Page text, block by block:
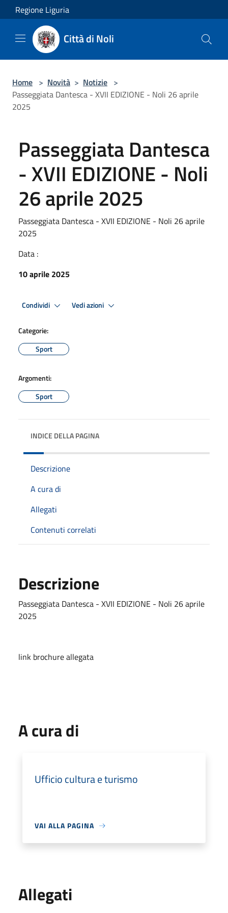
Salta al contenuto principale
Regione Liguria
Città di Noli
Home > Novità > Notizie >
Passeggiata Dantesca - XVII EDIZIONE - Noli 26 aprile
2025
Passeggiata Dantesca
- XVII EDIZIONE - Noli
26 aprile 2025
Passeggiata Dantesca - XVII EDIZIONE - Noli 26 aprile
2025
Data :
10 aprile 2025
Condividi Vedi azioni
Categorie:
Sport
Argomenti:
Sport
INDICE DELLA PAGINA
Descrizione
A cura di
Allegati
Contenuti correlati
Descrizione
Passeggiata Dantesca - XVII EDIZIONE - Noli 26 aprile
2025
link brochure allegata
A cura di
Ufficio cultura e turismo
VAI ALLA PAGINA
Allegati